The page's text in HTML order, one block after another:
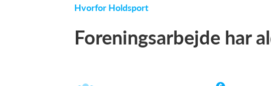
Hvorfor Holdsport
Foreningsarbejde har